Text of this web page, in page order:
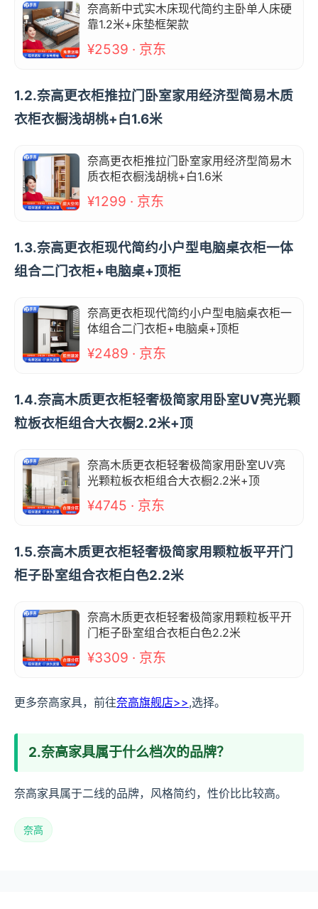
奈高新中式实木床现代简约主卧单人床硬
靠1.2米+床垫框架款
¥2539 · 京东
1.2.奈高更衣柜推拉门卧室家用经济型简易木质
衣柜衣橱浅胡桃+白1.6米
奈高更衣柜推拉门卧室家用经济型简易木
质衣柜衣橱浅胡桃+白1.6米
¥1299 · 京东
1.3.奈高更衣柜现代简约小户型电脑桌衣柜一体
组合二门衣柜+电脑桌+顶柜
奈高更衣柜现代简约小户型电脑桌衣柜一
体组合二门衣柜+电脑桌+顶柜
¥2489 · 京东
1.4.奈高木质更衣柜轻奢极简家用卧室UV亮光颗
粒板衣柜组合大衣橱2.2米+顶
奈高木质更衣柜轻奢极简家用卧室UV亮
光颗粒板衣柜组合大衣橱2.2米+顶
¥4745 · 京东
1.5.奈高木质更衣柜轻奢极简家用颗粒板平开门
柜子卧室组合衣柜白色2.2米
奈高木质更衣柜轻奢极简家用颗粒板平开
门柜子卧室组合衣柜白色2.2米
¥3309 · 京东
更多奈高家具，前往奈高旗舰店>>,选择。
2.奈高家具属于什么档次的品牌？
奈高家具属于二线的品牌，风格简约，性价比比较高。
奈高